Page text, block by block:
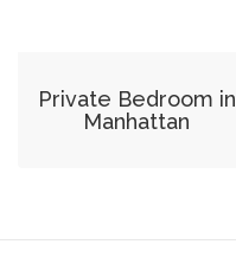
Private Bedroom in
Manhattan